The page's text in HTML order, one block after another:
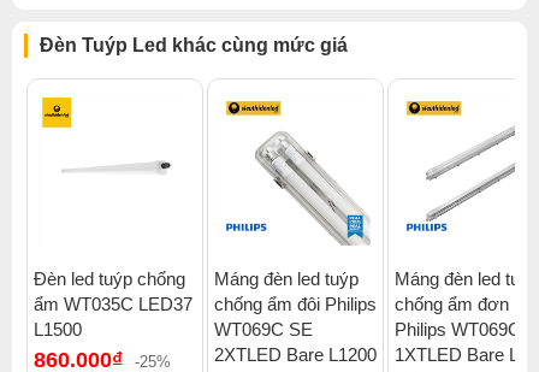
Tiết kiệm điện năng
Đèn Led tuýp Philips Ecofit T8 20W HOvới công nghệ chiếu
sáng Led thế hệ mới giúp tăng độ sáng hơn 30% so với bóng
đèn huỳnh quang T8 36W, đồng thời tiết kiệm điện năng tới
Bóng đèn còn có khả năng cho chất lượng chiếu sáng không đổi
so với mua mới ban đầu nhờ công nghệ Lumen. Ánh sáng do
đèn phát ra không bị nhấp nháy, không phát ra tiếng ồn. Màu
sắc ánh sáng trung thực, tự nhiên, êm dịu tốt cho thị giác người
sử dụng.
Đèn Tuýp Led khác cùng mức giá
Đèn led tuýp chống
ẩm WT035C LED37
L1500
860.000₫
-25%
Máng đèn led tuýp
chống ẩm đôi Philips
WT069C SE
2XTLED Bare L1200
Máng đèn led tuýp
chống ẩm đơn
Philips WT069C
1XTLED Bare